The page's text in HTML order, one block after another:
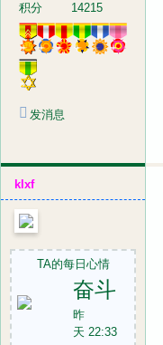
积分
14215
发消息
klxf
TA的每日心情
奋斗
昨
天 22:33